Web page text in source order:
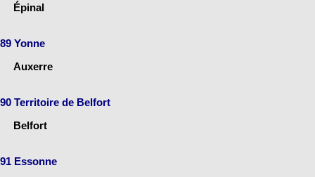
Épinal
89 Yonne
Auxerre
90 Territoire de Belfort
Belfort
91 Essonne